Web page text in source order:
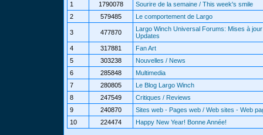
1
1790078
Sourire de la semaine / This week's smile
2
579485 Le comportement de Largo
3 477870
Largo Winch Universal Forums: Mises à
Updates
4
317881
Fan Art
5
303238
Nouvelles / News
6
285848
Multimedia
7
280805
Le Blog Largo Winch
8
247549
Critiques / Reviews
9
240870
Sites web - Pages web / Web sites - Web
10
224474 Happy New Year! Bonne Année!